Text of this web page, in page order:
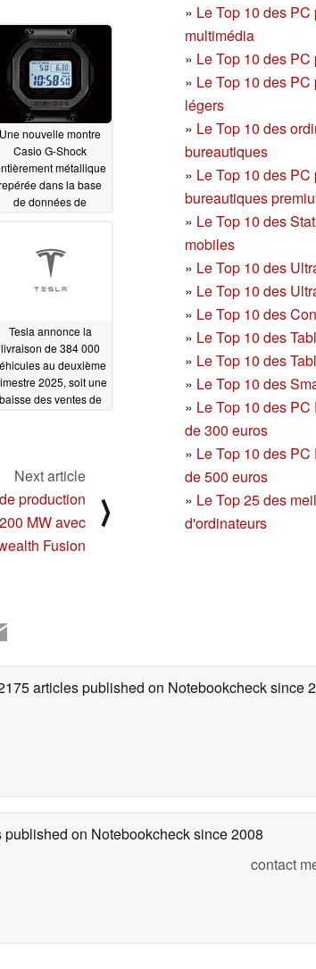
» Le Top 10 des PC
multimédia
» Le Top 10 des
» Le Top 10 des
légers
» Le Top 10 des
bureautiques
» Le Top 10 des PC
bureautiques
» Le Top 10 des
mobiles
» Le Top 10 des
» Le Top 10 des
» Le Top 10 des
» Le Top 10 des
» Le Top 10 des
» Le Top 10 des
» Le Top 10 des
de 300 euros
» Le Top 10 des
de 500 euros
» Le Top 25 des
d'ordinateurs
Une nouvelle montre
Casio G-Shock
métallique
dans la base
de données de
la GMW-BZ5000
07/07/2025
Tesla annonce la
livraison de 384 000
au deuxième
2025, soit une
baisse des ventes de
Next article
production
MW avec
Fusion
⟩
articles published on Notebookchecksince
published on Notebookchecksince 2008
contact